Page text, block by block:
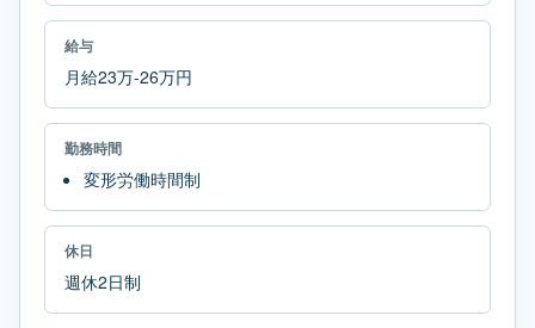
給与
月給23万-26万円
勤務時間
変形労働時間制
休日
週休2日制